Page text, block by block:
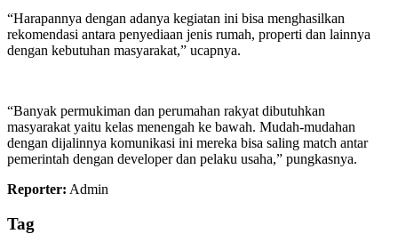
“Harapannya dengan adanya kegiatan ini bisa menghasilkan
rekomendasi antara penyediaan jenis rumah, properti dan lainnya
dengan kebutuhan masyarakat,” ucapnya.
“Banyak permukiman dan perumahan rakyat dibutuhkan
masyarakat yaitu kelas menengah ke bawah. Mudah-mudahan
dengan dijalinnya komunikasi ini mereka bisa saling match antar
pemerintah dengan developer dan pelaku usaha,” pungkasnya.
Reporter: Admin
Tag